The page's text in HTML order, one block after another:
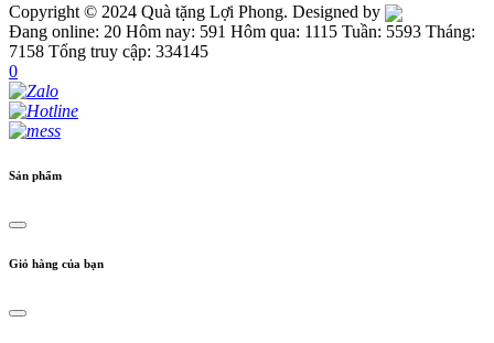
Copyright © 2024 Quà tặng Lợi Phong. Designed by
Đang online: 20 Hôm nay: 591 Hôm qua: 1115 Tuần: 5593 Tháng:
7158 Tổng truy cập: 334145
0
Sản phẩm
Giỏ hàng của bạn